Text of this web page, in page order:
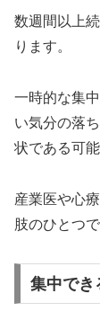
数週間以上
ります。
一時的な集
い気分の落
状である可
産業医や心
肢のひとつで
集中でき